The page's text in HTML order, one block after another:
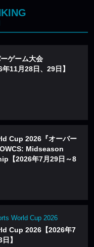
ゲーム大会
11月28日、29日】
Cup 2026『オーバー
Midseason
【2026年7月29日～8
World Cup 2026
Cup 2026【2026年7
】